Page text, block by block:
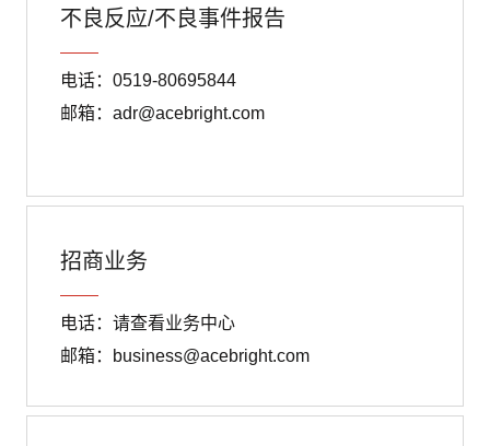
不良反应/不良事件报告
电话：0519-80695844
邮箱：adr@acebright.com
招商业务
电话：请查看业务中心
邮箱：business@acebright.com